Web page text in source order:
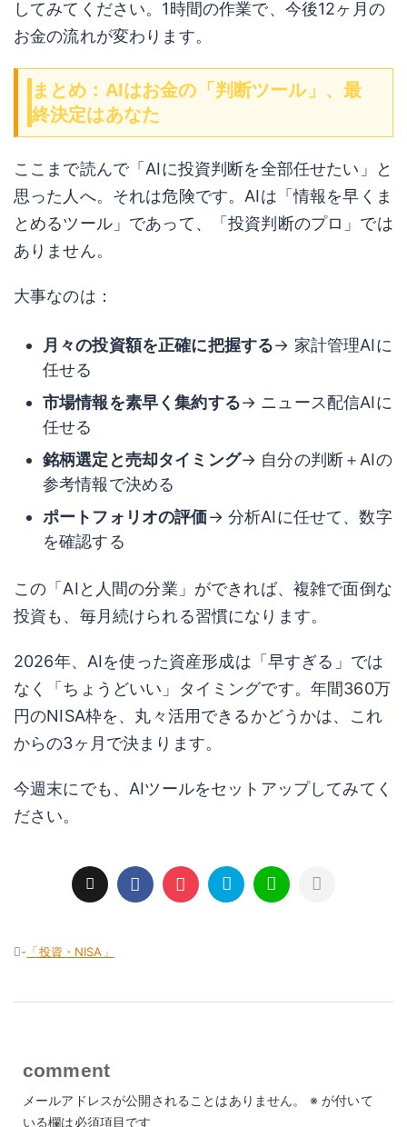
してみてください。1時間の作業で、今後12ヶ月の
お金の流れが変わります。
まとめ：AIはお金の「判断ツール」、最
終決定はあなた
ここまで読んで「AIに投資判断を全部任せたい」と
思った人へ。それは危険です。AIは「情報を早くま
とめるツール」であって、「投資判断のプロ」では
ありません。
大事なのは：
月々の投資額を正確に把握する→ 家計管理AIに
任せる
市場情報を素早く集約する→ ニュース配信AIに
任せる
銘柄選定と売却タイミング→ 自分の判断＋AIの
参考情報で決める
ポートフォリオの評価→ 分析AIに任せて、数字
を確認する
この「AIと人間の分業」ができれば、複雑で面倒な
投資も、毎月続けられる習慣になります。
2026年、AIを使った資産形成は「早すぎる」では
なく「ちょうどいい」タイミングです。年間360万
円のNISA枠を、丸々活用できるかどうかは、これ
からの3ヶ月で決まります。
今週末にでも、AIツールをセットアップしてみてく
ださい。
- 「投資・NISA」
comment
メールアドレスが公開されることはありません。 ※ が付いて
いる欄は必須項目です